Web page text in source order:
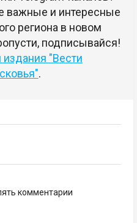
важные и интересные
региона в новом
подписывайся!
издания "Вести
.
комментарии